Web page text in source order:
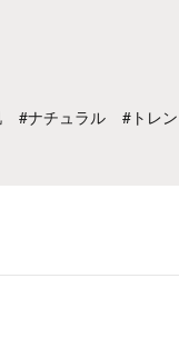
#ナチュラル #トレ